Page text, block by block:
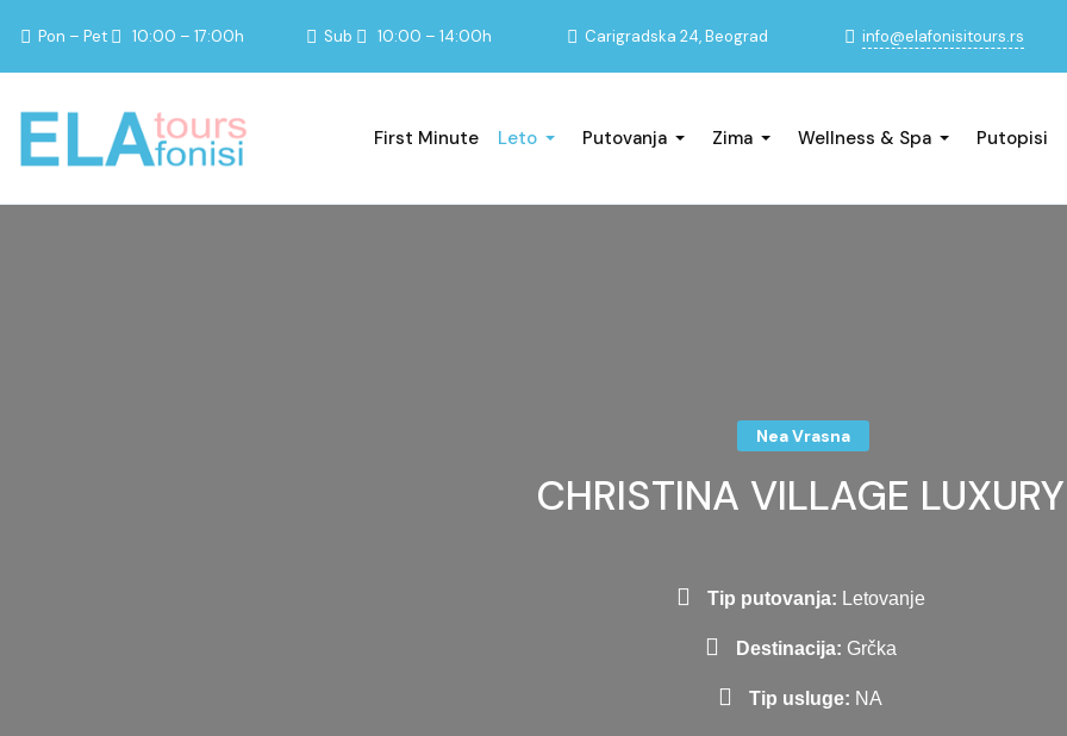
Pon – Pet 10:00 – 17:00h Sub 10:00 – 14:00h Carigradska 24, Beograd info@elafonisitours.rs
First Minute Leto Putovanja Zima Wellness & Spa Putopisi
CHRISTINA VILLAGE LUXURY
Nea Vrasna
Tip putovanja: Letovanje
Destinacija: Grčka
Tip usluge: NA